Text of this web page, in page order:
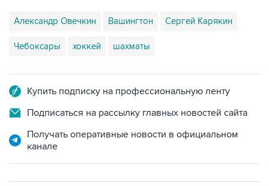
Александр Овечкин Вашингтон Сергей Карякин
Чебоксары хоккей шахматы
Купить подписку на профессиональную ленту
Подписаться на рассылку главных новостей сайта
Получать оперативные новости в официальном
канале